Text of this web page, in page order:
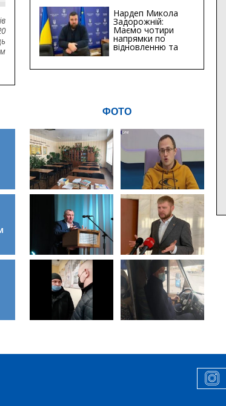
Хіба...
Нардеп Микола
Задорожній:
Маємо чотири
напрямки по
відновленню та
будівництву
інфраструктури
ФОТО